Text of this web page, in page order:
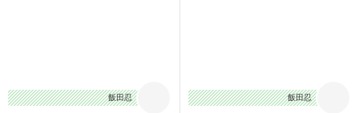
飯田忍 飯田忍